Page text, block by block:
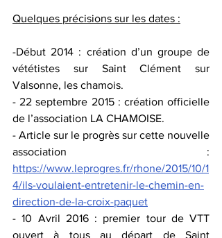
Quelques précisions sur les dates :
-Début 2014 : création d’un groupe de
vététistes sur Saint Clément sur
Valsonne, les chamois.
- 22 septembre 2015 : création officielle
de l’association LA CHAMOISE.
- Article sur le progrès sur cette nouvelle
https://www.leprogres.fr/rhone/2015/10/1
4/ils-voulaient-entretenir-le-chemin-en-
direction-de-la-croix-paquet
- 10 Avril 2016 : premier tour de VTT
ouvert à tous au départ de Saint